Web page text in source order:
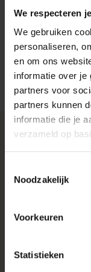
We respecteren
We gebruiken
personaliseren,
en om ons
informatie over je
partners voor
partners kunnen
informatie die je
verzameld op
Noodzakelijk
Voorkeuren
Statistieken
KLEURSTAAL
AFMETINGEN &
ZAKELIJK